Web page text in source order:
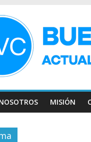
MISIÓN